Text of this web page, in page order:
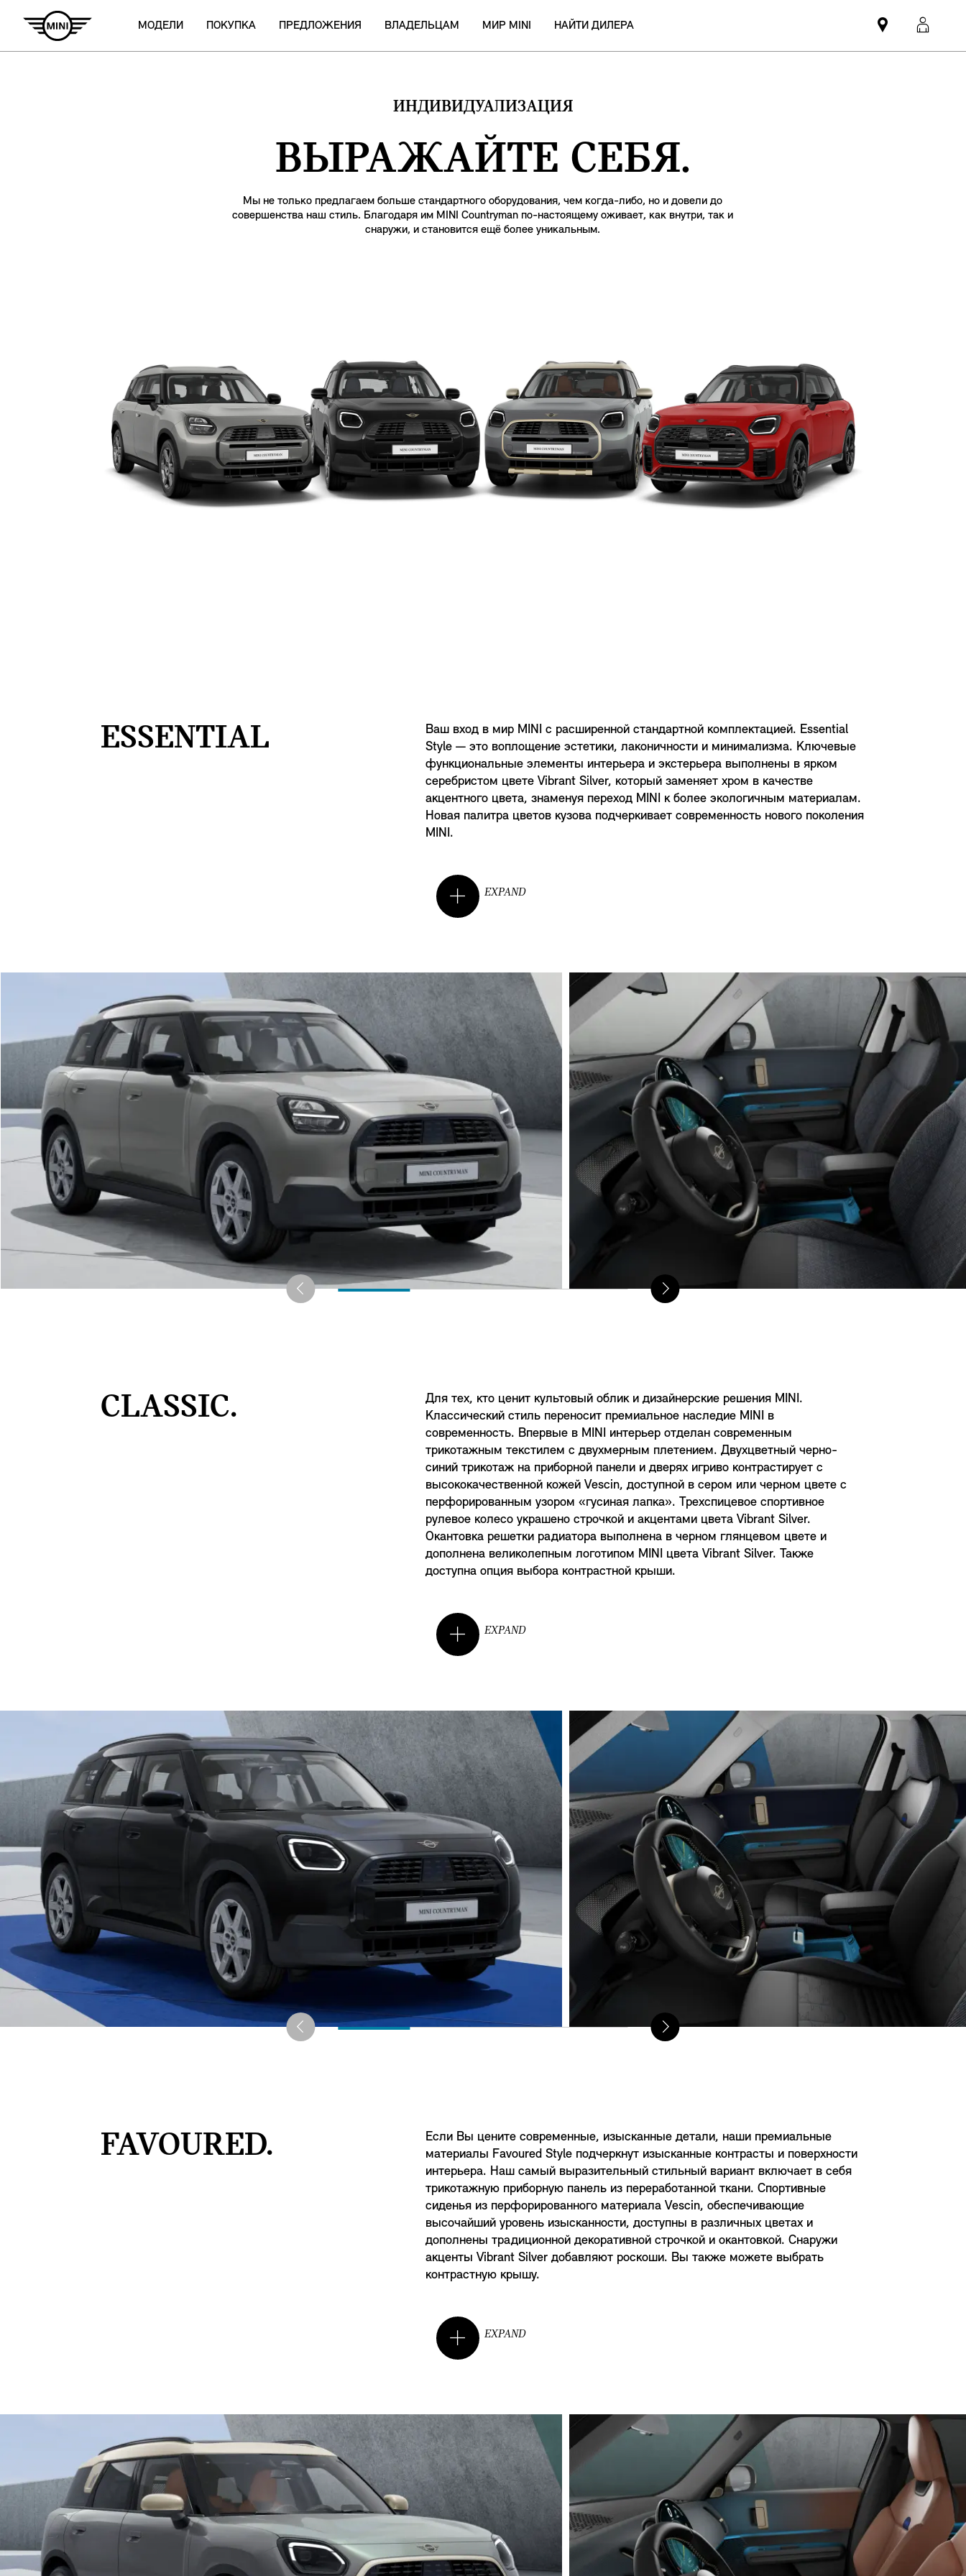
МОДЕЛИ ПОКУПКА ПРЕДЛОЖЕНИЯ ВЛАДЕЛЬЦАМ МИР MINI НАЙТИ ДИЛЕРА
Mini
dealerlogin
ИНДИВИДУАЛИЗАЦИЯ
ВЫРАЖАЙТЕ СЕБЯ.
Мы не только предлагаем больше стандартного оборудования, чем когда-либо, но и довели до
совершенства наш стиль. Благодаря им MINI Countryman по-настоящему оживает, как внутри, так и
снаружи, и становится ещё более уникальным.
ESSENTIAL
Ваш вход в мир MINI с расширенной стандартной комплектацией. Essential
Style — это воплощение эстетики, лаконичности и минимализма. Ключевые
функциональные элементы интерьера и экстерьера выполнены в ярком
серебристом цвете Vibrant Silver, который заменяет хром в качестве
акцентного цвета, знаменуя переход MINI к более экологичным материалам.
Новая палитра цветов кузова подчеркивает современность нового поколения
MINI.
EXPAND
CLASSIC.
Для тех, кто ценит культовый облик и дизайнерские решения MINI.
Классический стиль переносит премиальное наследие MINI в
современность. Впервые в MINI интерьер отделан современным
трикотажным текстилем с двухмерным плетением. Двухцветный черно-
синий трикотаж на приборной панели и дверях игриво контрастирует с
высококачественной кожей Vescin, доступной в сером или черном цвете с
перфорированным узором «гусиная лапка». Трехспицевое спортивное
рулевое колесо украшено строчкой и акцентами цвета Vibrant Silver.
Окантовка решетки радиатора выполнена в черном глянцевом цвете и
дополнена великолепным логотипом MINI цвета Vibrant Silver. Также
доступна опция выбора контрастной крыши.
EXPAND
FAVOURED.
Если Вы цените современные, изысканные детали, наши премиальные
материалы Favoured Style подчеркнут изысканные контрасты и поверхности
интерьера. Наш самый выразительный стильный вариант включает в себя
трикотажную приборную панель из переработанной ткани. Спортивные
сиденья из перфорированного материала Vescin, обеспечивающие
высочайший уровень изысканности, доступны в различных цветах и ​​
дополнены традиционной декоративной строчкой и окантовкой. Снаружи
акценты Vibrant Silver добавляют роскоши. Вы также можете выбрать
контрастную крышу.
EXPAND